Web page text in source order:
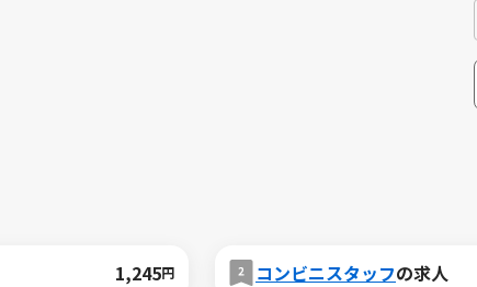
1,245円 コンビニスタッフの求人